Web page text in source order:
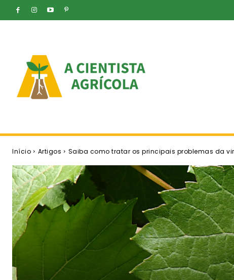
Início Artigos Saiba como tratar os principais problemas da